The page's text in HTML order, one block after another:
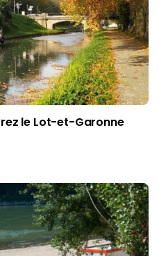
le Lot-et-Garonne